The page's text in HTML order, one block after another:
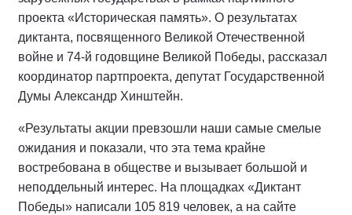
проекта «Историческая память». О результатах
диктанта, посвященного Великой Отечественной
войне и 74-й годовщине Великой Победы, рассказал
координатор партпроекта, депутат Государственной
Думы Александр Хинштейн.
«Результаты акции превзошли наши самые смелые
ожидания и показали, что эта тема крайне
востребована в обществе и вызывает большой и
неподдельный интерес. На площадках «Диктант
Победы» написали 105 819 человек, а на сайте